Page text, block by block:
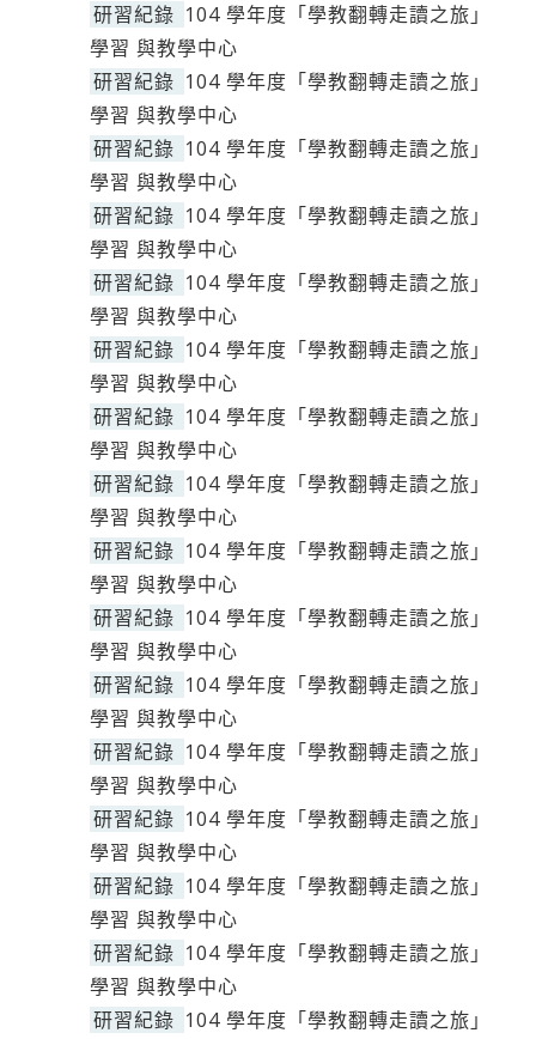
研習紀錄 104 學年度「學教翻轉走讀之旅」
學習 與教學中心
研習紀錄 104 學年度「學教翻轉走讀之旅」
學習 與教學中心
研習紀錄 104 學年度「學教翻轉走讀之旅」
學習 與教學中心
研習紀錄 104 學年度「學教翻轉走讀之旅」
學習 與教學中心
研習紀錄 104 學年度「學教翻轉走讀之旅」
學習 與教學中心
研習紀錄 104 學年度「學教翻轉走讀之旅」
學習 與教學中心
研習紀錄 104 學年度「學教翻轉走讀之旅」
學習 與教學中心
研習紀錄 104 學年度「學教翻轉走讀之旅」
學習 與教學中心
研習紀錄 104 學年度「學教翻轉走讀之旅」
學習 與教學中心
研習紀錄 104 學年度「學教翻轉走讀之旅」
學習 與教學中心
研習紀錄 104 學年度「學教翻轉走讀之旅」
學習 與教學中心
研習紀錄 104 學年度「學教翻轉走讀之旅」
學習 與教學中心
研習紀錄 104 學年度「學教翻轉走讀之旅」
學習 與教學中心
研習紀錄 104 學年度「學教翻轉走讀之旅」
學習 與教學中心
研習紀錄 104 學年度「學教翻轉走讀之旅」
學習 與教學中心
研習紀錄 104 學年度「學教翻轉走讀之旅」